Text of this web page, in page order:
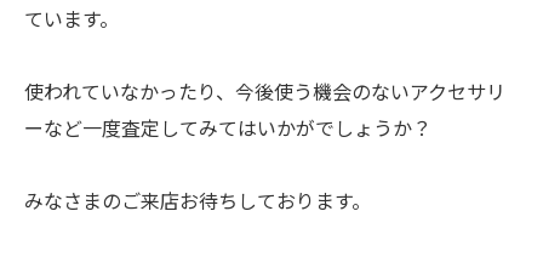
ています。
使われていなかったり、今後使う機会のないアクセサリ
ーなど一度査定してみてはいかがでしょうか？
みなさまのご来店お待ちしております。